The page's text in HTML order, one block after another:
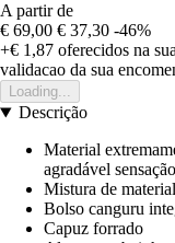
A partir de
€ 69,00 € 37,30 -46%
+€ 1,87 oferecidos na
validacao da sua
Loading...
Descrição
Material
agradável
Mistura de
Bolso canguru
Capuz forrado